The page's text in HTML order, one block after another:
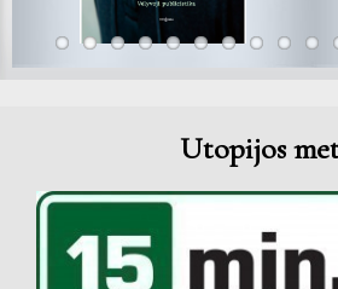
Utopijos